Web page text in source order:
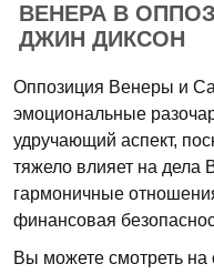
ВЕНЕРА В
ДЖИН ДИКСОН
Оппозиция Венеры и
эмоциональные
удручающий аспект,
тяжело влияет на дела
гармоничные
финансовая
Вы можете смотреть